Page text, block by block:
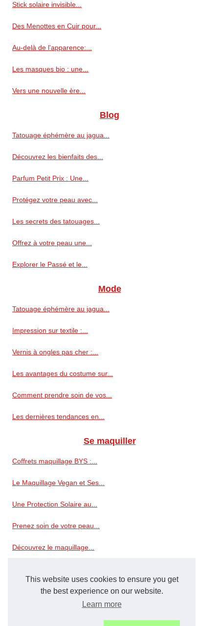
This website uses cookies to ensure you get
the best experience on our website.
Learn more
Stick solaire invisible...
Des Menottes en Cuir pour...
Au-delà de l'apparence:...
Les masques bio : une...
Vers une nouvelle ère...
Blog
Tatouage éphémère au jagua...
Découvrez les bienfaits des...
Parfum Petit Prix : Une...
Protégez votre peau avec...
Les secrets des tatouages...
Offrez à votre peau une...
Explorer le Passé et le...
Mode
Tatouage éphémère au jagua...
Impression sur textile :...
Vernis à ongles pas cher :...
Les avantages du costume sur...
Comment prendre soin de vos...
Les dernières tendances en...
Se maquiller
Coffrets maquillage BYS :...
Le Maquillage Vegan et Ses...
Une Protection Solaire au...
Prenez soin de votre peau...
Découvrez le maquillage...
Trouvez votre Calendrier de...